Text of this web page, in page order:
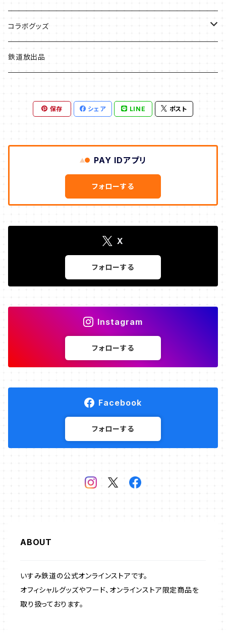
いすみ鉄道グッズ
キハグッズ
コラボグッズ
始発ちゃんグッズ
い鉄クリエイター
鉄道放出品
保存 シェア LINE ポスト
PAY IDアプリ
フォローする
X
フォローする
Instagram
フォローする
Facebook
フォローする
ABOUT
いすみ鉄道の公式オンラインストアです。
オフィシャルグッズやフード、オンラインストア限定商品を
取り扱っております。